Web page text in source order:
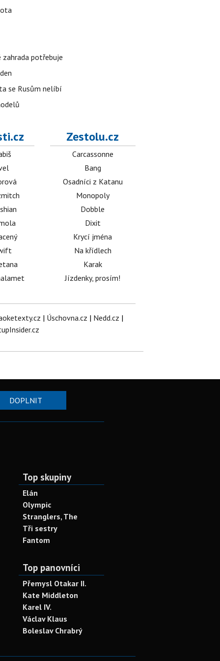
potřebuje
se Rusům nelíbí
Zestolu.cz
Carcassonne
Bang
Osadníci z Katanu
Monopoly
Dobble
Dixit
Krycí jména
Na křídlech
Karak
Jízdenky, prosím!
| Úschovna.cz | Nedd.cz |
DOPLNIT
Top skupiny
Elán
Olympic
Stranglers, The
Tři sestry
Fantom
Top panovníci
Přemysl Otakar II.
Kate Middleton
Karel IV.
Václav Klaus
Boleslav Chrabrý